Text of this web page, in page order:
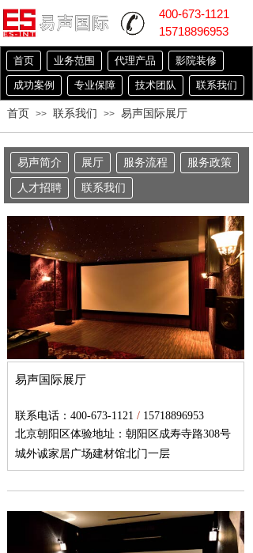
400-673-1121
15718896953
首页 业务范围 代理产品 影院装修
成功案例 专业保障 技术团队 联系我们
首页 >> 联系我们 >> 易声国际展厅
易声简介 展厅 服务流程
服务政策
人才招聘
联系我们
易声国际展厅
联系电话：400-673-1121 / 15718896953
北京朝阳区体验地址： 朝阳区成寿寺路308号
城外诚家居广场建材馆北门一层